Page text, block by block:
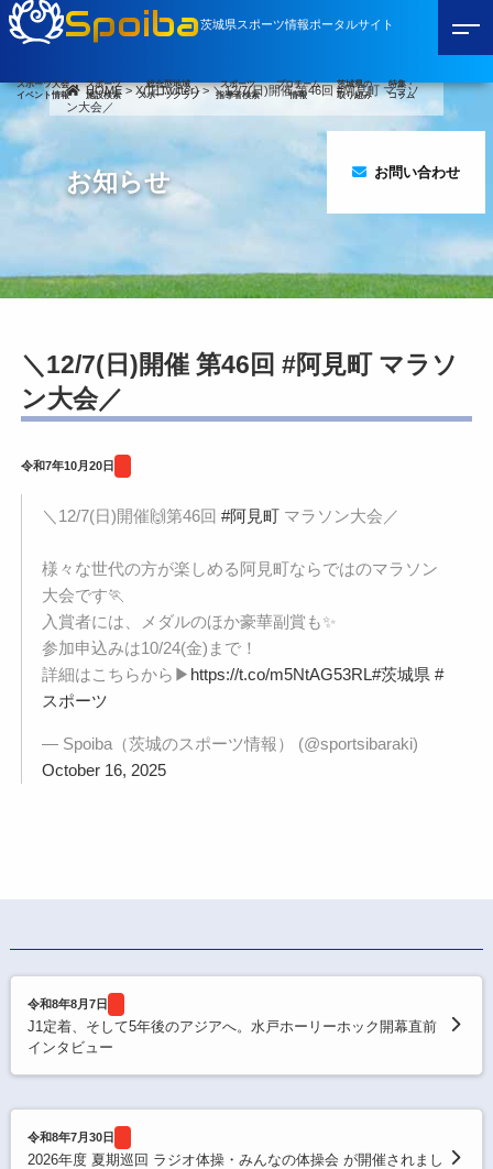
Spoiba茨城県スポーツ情報ポータルサイト
スポーツ大会
イベント情報
スポーツ
施設検索
総合型地域
スポーツクラブ
スポーツ
指導者検索
プロチーム
情報
茨城県の
取り組み
特集・
コラム
お問い合わせ
HOME>X(旧Twitter)>＼12/7(日)開催 第46回 #阿見町 マラソ
ン大会／
お知らせ
＼12/7(日)開催 第46回 #阿見町 マラソ
ン大会／
令和7年10月20日
＼12/7(日)開催🙌第46回 #阿見町マラソン大会／
様々な世代の方が楽しめる阿見町ならではのマラソン
大会です🏃
入賞者には、メダルのほか豪華副賞も✨
参加申込みは10/24(金)まで！
詳細はこちらから▶ https://t.co/m5NtAG53RL#茨城県 #
スポーツ
— Spoiba（茨城のスポーツ情報） (@sportsibaraki)
October 16, 2025
令和8年8月7日
J1定着、そして5年後のアジアへ。水戸ホーリーホック開幕直前
インタビュー
令和8年7月30日
2026年度 夏期巡回 ラジオ体操・みんなの体操会 が開催されまし